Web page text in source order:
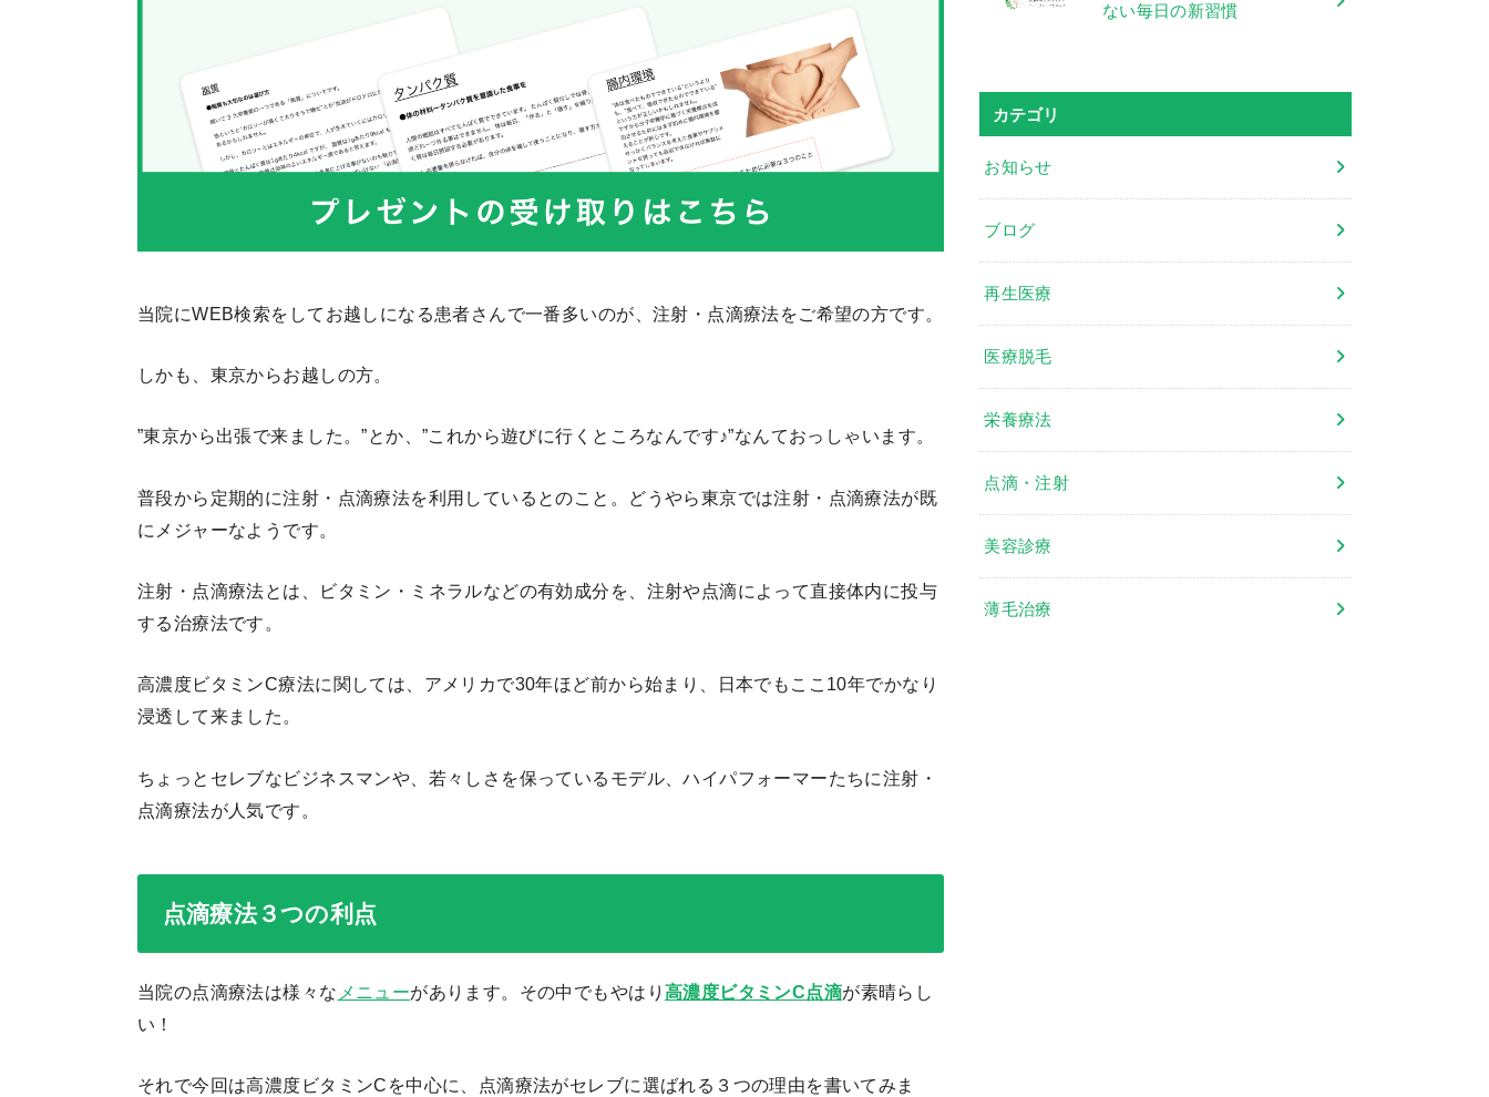
当院にWEB検索をしてお越しになる患者さんで一番多いのが、注射・点滴療法をご希望の方です。
しかも、東京からお越しの方。
”東京から出張で来ました。”とか、”これから遊びに行くところなんです♪”なんておっしゃいます。
普段から定期的に注射・点滴療法を利用しているとのこと。どうやら東京では注射・点滴療法が既
にメジャーなようです。
注射・点滴療法とは、ビタミン・ミネラルなどの有効成分を、注射や点滴によって直接体内に投与
する治療法です。
高濃度ビタミンC療法に関しては、アメリカで30年ほど前から始まり、日本でもここ10年でかなり
浸透して来ました。
ちょっとセレブなビジネスマンや、若々しさを保っているモデル、ハイパフォーマーたちに注射・
点滴療法が人気です。
点滴療法３つの利点
当院の点滴療法は様々な メニューがあります。その中でもやはり 高濃度ビタミンC点滴が素晴らし
い！
それで今回は高濃度ビタミンCを中心に、点滴療法がセレブに選ばれる３つの理由を書いてみま
ない毎日の新習慣
カテゴリ
お知らせ
ブログ
再生医療
医療脱毛
栄養療法
点滴・注射
美容診療
薄毛治療